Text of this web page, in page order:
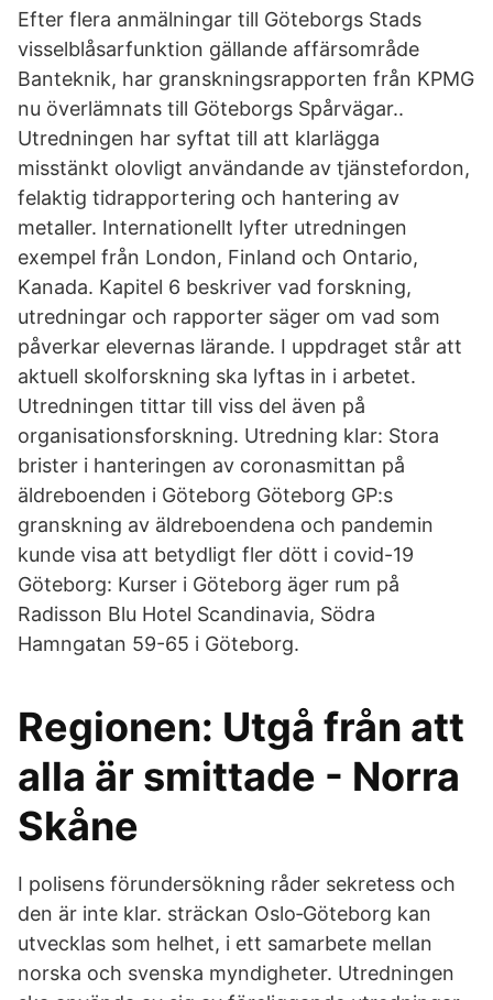
Efter flera anmälningar till Göteborgs Stads
visselblåsarfunktion gällande affärsområde
Banteknik, har granskningsrapporten från KPMG
nu överlämnats till Göteborgs Spårvägar..
Utredningen har syftat till att klarlägga
misstänkt olovligt användande av tjänstefordon,
felaktig tidrapportering och hantering av
metaller. Internationellt lyfter utredningen
exempel från London, Finland och Ontario,
Kanada. Kapitel 6 beskriver vad forskning,
utredningar och rapporter säger om vad som
påverkar elevernas lärande. I uppdraget står att
aktuell skolforskning ska lyftas in i arbetet.
Utredningen tittar till viss del även på
organisationsforskning. Utredning klar: Stora
brister i hanteringen av coronasmittan på
äldreboenden i Göteborg Göteborg GP:s
granskning av äldreboendena och pandemin
kunde visa att betydligt fler dött i covid-19
Göteborg: Kurser i Göteborg äger rum på
Radisson Blu Hotel Scandinavia, Södra
Hamngatan 59-65 i Göteborg.
Regionen: Utgå från att
alla är smittade - Norra
Skåne
I polisens förundersökning råder sekretess och
den är inte klar. sträckan Oslo‐Göteborg kan
utvecklas som helhet, i ett samarbete mellan
norska och svenska myndigheter. Utredningen